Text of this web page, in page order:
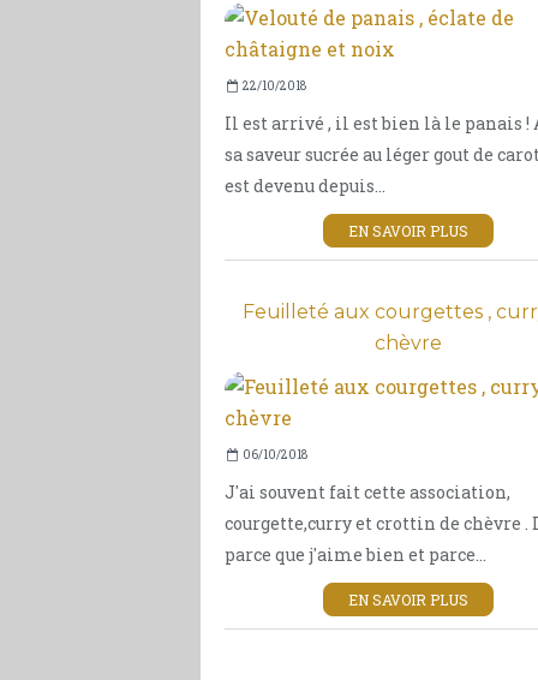
22/10/2018
Il est arrivé , il est bien là le panais !
sa saveur sucrée au léger gout de
est devenu depuis...
EN SAVOIR PLUS
Feuilleté aux courgettes ,
chèvre
06/10/2018
J'ai souvent fait cette association,
courgette,curry et crottin de chèvre .
parce que j'aime bien et parce...
EN SAVOIR PLUS